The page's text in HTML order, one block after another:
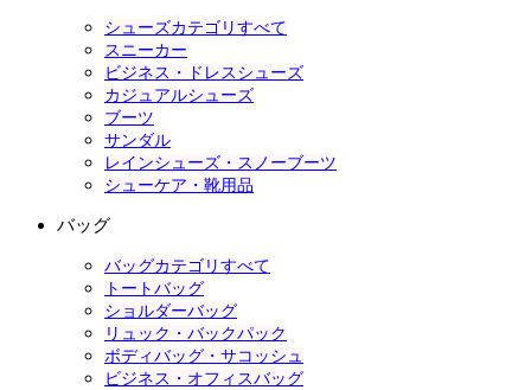
シューズカテゴリすべて
スニーカー
ビジネス・ドレスシューズ
カジュアルシューズ
ブーツ
サンダル
レインシューズ・スノーブーツ
シューケア・靴用品
バッグ
バッグカテゴリすべて
トートバッグ
ショルダーバッグ
リュック・バックパック
ボディバッグ・サコッシュ
ビジネス・オフィスバッグ